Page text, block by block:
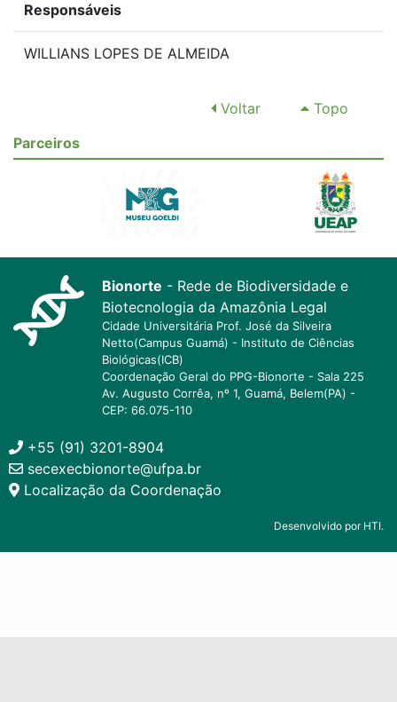
Responsáveis
WILLIANS LOPES DE ALMEIDA
Voltar
Topo
Parceiros
Bionorte - Rede de Biodiversidade e
Biotecnologia da Amazônia Legal
Cidade Universitária Prof. José da Silveira
Netto(Campus Guamá) - Instituto de Ciências
Biológicas(ICB)
Coordenação Geral do PPG-Bionorte - Sala 225
Av. Augusto Corrêa, nº 1, Guamá, Belem(PA) -
CEP: 66.075-110
+55 (91) 3201-8904
secexecbionorte@ufpa.br
Localização da Coordenação
Desenvolvido por HTI.